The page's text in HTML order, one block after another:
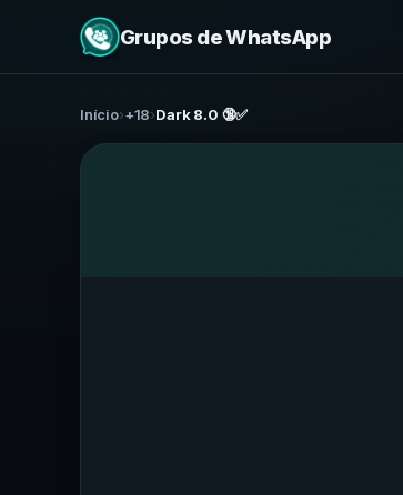
Grupos de WhatsApp
Início›+18›Dark 8.0 🔞✅